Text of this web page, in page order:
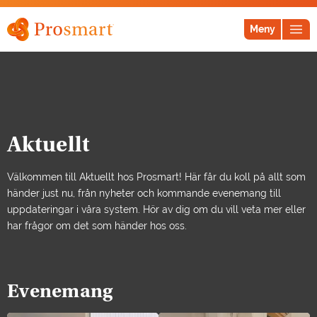
Meny
Aktuellt
Välkommen till Aktuellt hos Prosmart! Här får du koll på allt som
händer just nu, från nyheter och kommande evenemang till
uppdateringar i våra system. Hör av dig om du vill veta mer eller
har frågor om det som händer hos oss.
Evenemang